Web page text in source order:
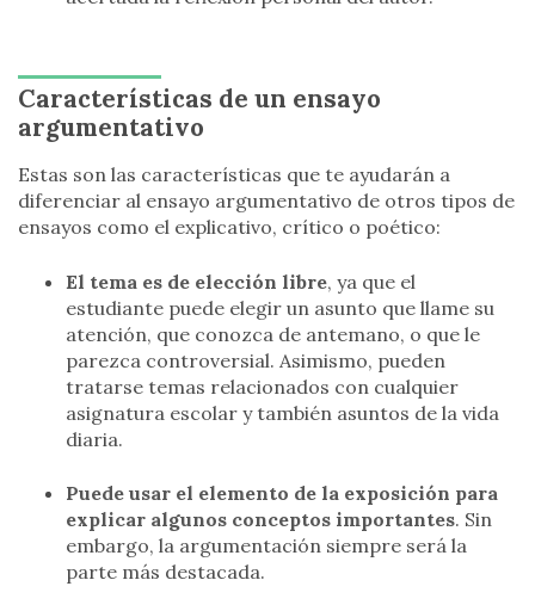
Características de un ensayo
argumentativo
Estas son las características que te ayudarán a
diferenciar al ensayo argumentativo de otros tipos de
ensayos como el explicativo, crítico o poético:
El tema es de elección libre, ya que el
estudiante puede elegir un asunto que llame su
atención, que conozca de antemano, o que le
parezca controversial. Asimismo, pueden
tratarse temas relacionados con cualquier
asignatura escolar y también asuntos de la vida
diaria.
Puede usar el elemento de la exposición para
explicar algunos conceptos importantes. Sin
embargo, la argumentación siempre será la
parte más destacada.